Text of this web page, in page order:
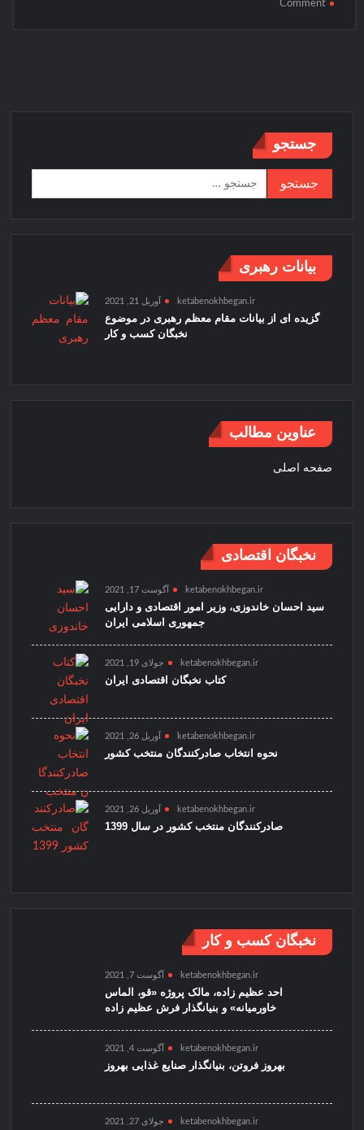
Comment
on
و
کسب
و
جستجو
برای:
بیانات رهبری
ketabenokhbegan.ir آوریل 21, 2021
گزیده ای از بیانات مقام معظم رهبری در موضوع
نخبگان کسب و کار
عناوین مطالب
صفحه اصلی
نخبگان اقتصادی
ketabenokhbegan.ir آگوست 17, 2021
سید احسان خاندوزی، وزیر امور اقتصادی و دارایی
جمهوری اسلامی ایران
ketabenokhbegan.ir جولای 19, 2021
کتاب نخبگان اقتصادی ایران
ketabenokhbegan.ir آوریل 26, 2021
نحوه انتخاب صادرکنندگان منتخب کشور
ketabenokhbegan.ir آوریل 26, 2021
صادرکنندگان منتخب کشور در سال 1399
نخبگان کسب و کار
ketabenokhbegan.ir آگوست 7, 2021
احد عظیم زاده، مالک پروژه «قو، الماس
خاورمیانه» و بنیانگذار فرش عظیم زاده
ketabenokhbegan.ir آگوست 4, 2021
بهروز فروتن، بنیانگذار صنایع غذایی بهروز
ketabenokhbegan.ir جولای 27, 2021